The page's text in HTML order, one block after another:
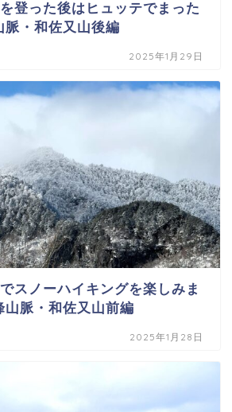
登った後はヒュッテでまった
脈・和佐又山後編
2025年1月29日
スノーハイキングを楽しみま
山脈・和佐又山前編
2025年1月28日